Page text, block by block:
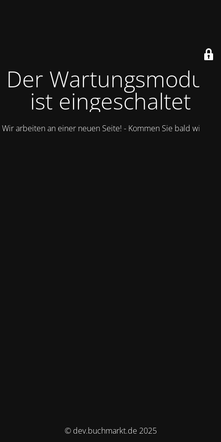
Der Wartungsmodus
ist eingeschaltet
Wir arbeiten an einer neuen Seite! - Kommen Sie bald wieder.
© dev.buchmarkt.de 2025